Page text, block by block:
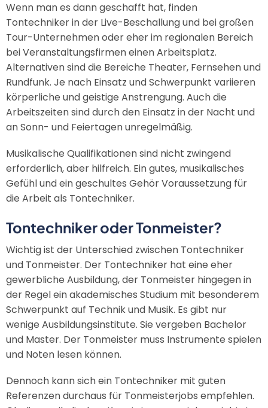
Wenn man es dann geschafft hat, finden
Tontechniker in der Live-Beschallung und bei großen
Tour-Unternehmen oder eher im regionalen Bereich
bei Veranstaltungsfirmen einen Arbeitsplatz.
Alternativen sind die Bereiche Theater, Fernsehen und
Rundfunk. Je nach Einsatz und Schwerpunkt variieren
körperliche und geistige Anstrengung. Auch die
Arbeitszeiten sind durch den Einsatz in der Nacht und
an Sonn- und Feiertagen unregelmäßig.
Musikalische Qualifikationen sind nicht zwingend
erforderlich, aber hilfreich. Ein gutes, musikalisches
Gefühl und ein geschultes Gehör Voraussetzung für
die Arbeit als Tontechniker.
Tontechniker oder Tonmeister?
Wichtig ist der Unterschied zwischen Tontechniker
und Tonmeister. Der Tontechniker hat eine eher
gewerbliche Ausbildung, der Tonmeister hingegen in
der Regel ein akademisches Studium mit besonderem
Schwerpunkt auf Technik und Musik. Es gibt nur
wenige Ausbildungsinstitute. Sie vergeben Bachelor
und Master. Der Tonmeister muss Instrumente spielen
und Noten lesen können.
Dennoch kann sich ein Tontechniker mit guten
Referenzen durchaus für Tonmeisterjobs empfehlen.